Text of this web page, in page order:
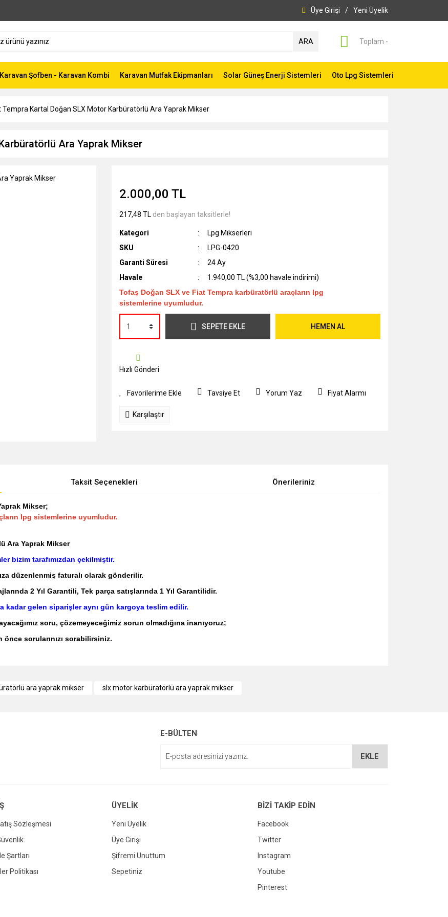
Üye Girişi / Yeni Üyelik
ARA Toplam -
Karavan Şofben - Karavan Kombi Karavan Mutfak Ekipmanları Solar Güneş Enerji Sistemleri Oto Lpg Sistemleri
Tempra Kartal Doğan SLX Motor Karbüratörlü Ara Yaprak Mikser
Ara Yaprak Mikser
2.000,00 TL
217,48 TL den başlayan taksitlerle!
Kategori
Lpg Mikserleri
SKU
LPG-0420
Garanti Süresi
24 Ay
Havale
1.940,00 TL (%3,00 havale indirimi)
Tofaş Doğan SLX ve Fiat Tempra karbüratörlü araçların lpg
sistemlerine uyumludur.
SEPETE EKLE HEMEN AL
Hızlı Gönderi
Tavsiye Et Yorum Yaz Fiyat Alarmı
Karşılaştır
Taksit Seçenekleri Önerileriniz
Mikser;
lpg sistemlerine uyumludur.
Ara Yaprak Mikser
bizim tarafımızdan çekilmiştir.
düzenlenmiş faturalı olarak gönderilir.
2 Yıl Garantili, Tek parça satışlarında 1 Yıl Garantilidir.
kadar gelen siparişler aynı gün kargoya teslim edilir.
soru, çözemeyeceğimiz sorun olmadığına inanıyoruz;
önce sorularınızı sorabilirsiniz.
Gönder
ara yaprak mikser slx motor karbüratörlü ara yaprak mikser
E-BÜLTEN
EKLE
Sözleşmesi
Şartları
Politikası
ÜYELİK
Yeni Üyelik
Üye Girişi
Şifremi Unuttum
Sepetiniz
BİZİ TAKİP EDİN
Facebook
Twitter
Instagram
Youtube
Pinterest